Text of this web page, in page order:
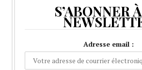
S’ABONNER
Adresse email :